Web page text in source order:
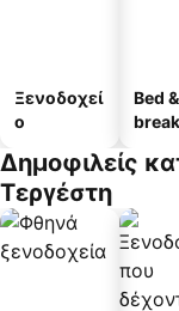
Ξενοδοχεί
ο
Bed &
Δημοφιλείς
Τεργέστη